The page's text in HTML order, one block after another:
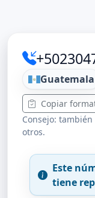
Guatemala
Copiar
Consejo:
otros.
Este
tiene